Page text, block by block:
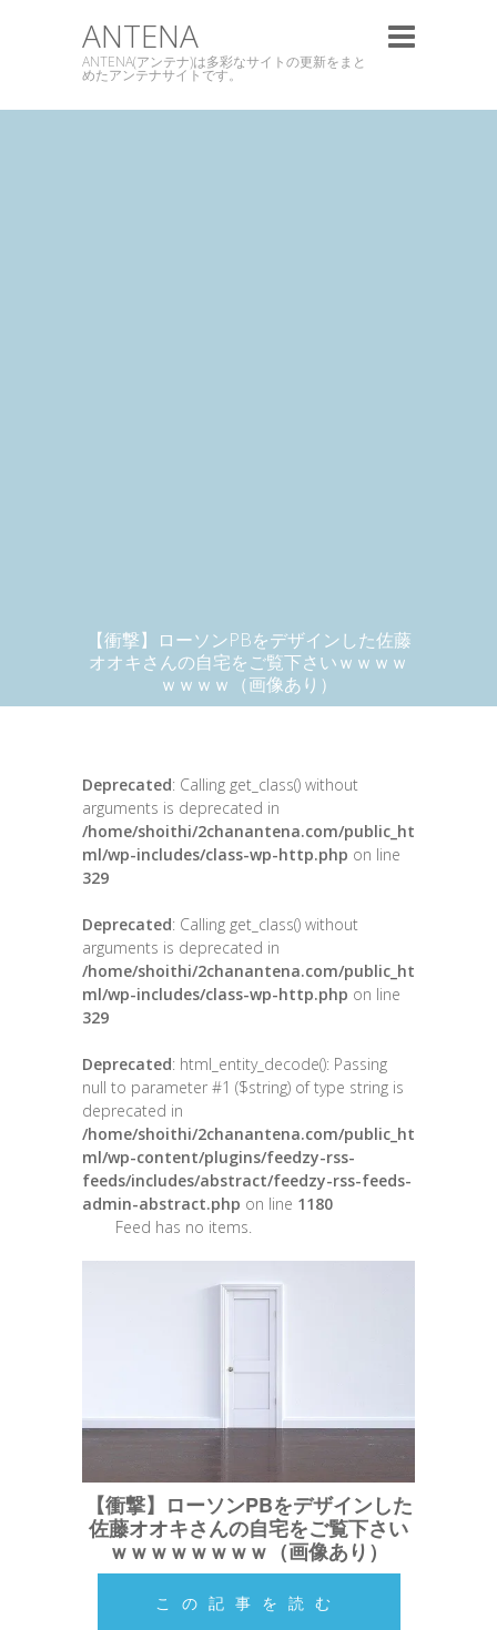
ANTENA
ANTENA(アンテナ)は多彩なサイトの更新をまと
めたアンテナサイトです。
【衝撃】ローソンPBをデザインした佐藤
オオキさんの自宅をご覧下さいｗｗｗｗ
ｗｗｗｗ（画像あり）
Deprecated: Calling get_class() without
arguments is deprecated in
/home/shoithi/2chanantena.com/public_ht
ml/wp-includes/class-wp-http.php on line
329
Deprecated: Calling get_class() without
arguments is deprecated in
/home/shoithi/2chanantena.com/public_ht
ml/wp-includes/class-wp-http.php on line
329
Deprecated: html_entity_decode(): Passing
null to parameter #1 ($string) of type string is
deprecated in
/home/shoithi/2chanantena.com/public_ht
ml/wp-content/plugins/feedzy-rss-
feeds/includes/abstract/feedzy-rss-feeds-
admin-abstract.php on line 1180
Feed has no items.
【衝撃】ローソンPBをデザインした
佐藤オオキさんの自宅をご覧下さい
ｗｗｗｗｗｗｗｗ（画像あり）
この記事を読む